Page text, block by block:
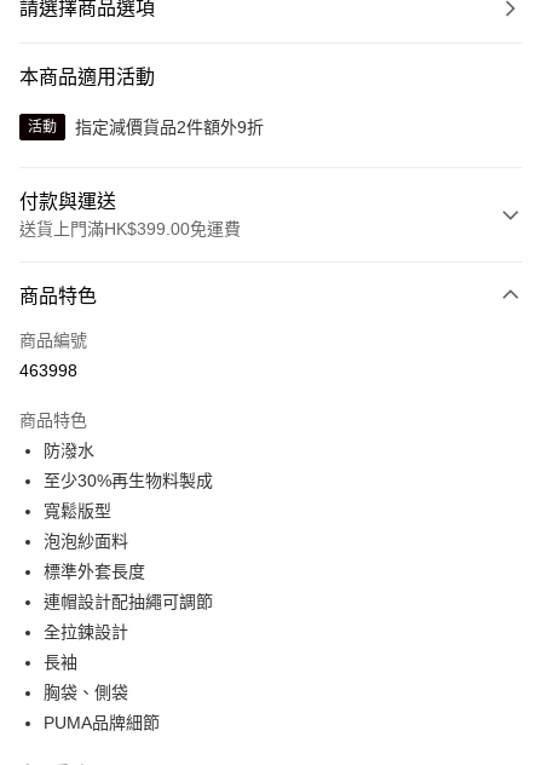
請選擇商品選項
本商品適用活動
活動 指定減價貨品2件額外9折
付款與運送
送貨上門滿HK$399.00免運費
信用卡
線上付款
Alipay, PayMe, WeChat Pay, UnionPay, FPS
送貨方式
單筆訂單淨值滿$399可享免運費優惠
每筆HK$30.00，滿HK$399.00或以上免運費
滿$599可享澳門免運費優惠
商品特色
商品編號
463998
商品特色
防潑水
至少30%再生物料製成
寬鬆版型
泡泡紗面料
標準外套長度
連帽設計配抽繩可調節
全拉鍊設計
長袖
胸袋、側袋
PUMA品牌細節